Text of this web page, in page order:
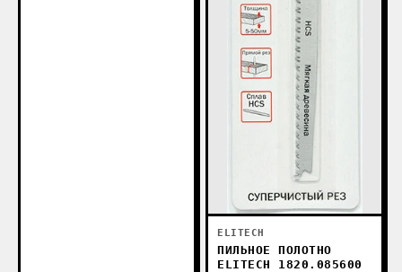
ELITECH
ПИЛЬНОЕ ПОЛОТНО
ELITECH 1820.085600